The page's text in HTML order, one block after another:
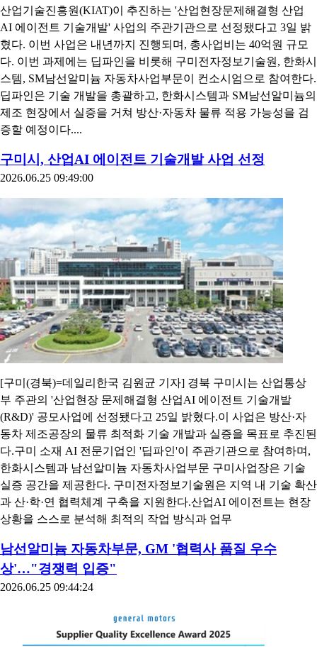
산업기술진흥원(KIAT)이 추진하는 '산업현장문제해결형 산업
AI 에이전트 기술개발' 사업의 주관기관으로 선정됐다고 3일 밝
혔다. 이번 사업은 내년까지 진행되며, 총사업비는 40억원 규모
다. 이번 과제에는 딥파인을 비롯해 구미전자정보기술원, 한화시
스템, SM남선알미늄 자동차사업부문이 컨소시엄으로 참여한다.
딥파인은 기술 개발을 총괄하고, 한화시스템과 SM남선알미늄의
제조 현장에서 실증을 거쳐 방산·자동차 물류 적용 가능성을 검
증할 예정이다....
구미시, 산업AI 에이전트 기술개발 사업 선정
2026.06.25 09:49:00
[구미(경북)=데일리한국 김원균 기자] 경북 구미시는 산업통상
부 주관의 '산업현장 문제해결형 산업AI 에이전트 기술개발
(R&D)' 공모사업에 선정됐다고 25일 밝혔다.이 사업은 방산·자
동차 제조공장의 물류 최적화 기술 개발과 실증을 목표로 추진된
다.구미 소재 AI 전문기업인 '딥파인'이 주관기관으로 참여하며,
한화시스템과 남선알미늄 자동차사업부문 구미사업장은 기술
실증 공간을 제공한다. 구미전자정보기술원은 지역 내 기술 확산
과 산·학·연 협력체계 구축을 지원한다.산업AI 에이전트는 현장
상황을 스스로 분석해 최적의 작업 방식과 업무
남선알미늄 자동차부문, GM '협력사 품질 우수
상'…"경쟁력 입증"
2026.06.25 09:44:24